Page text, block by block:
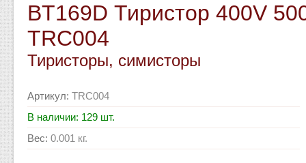
BT169D Тиристор 400V
TRC004
Тиристоры, симисторы
Артикул: TRC004
В наличии: 129 шт.
Вес: 0.001 кг.